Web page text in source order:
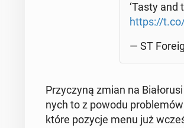
‘Tasty and
https://
— ST
Przy­czy­ną zmian na
nych to z powodu
któ­re pozycje menu już